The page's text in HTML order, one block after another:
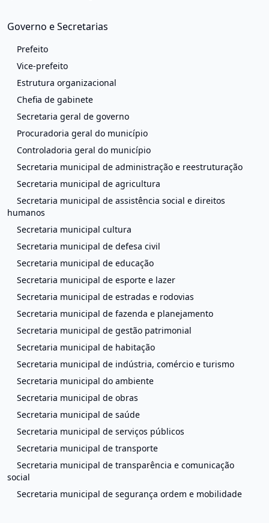
Governo e Secretarias
Prefeito
Vice-prefeito
Estrutura organizacional
Chefia de gabinete
Secretaria geral de governo
Procuradoria geral do município
Controladoria geral do município
Secretaria municipal de administração e reestruturação
Secretaria municipal de agricultura
Secretaria municipal de assistência social e direitos
humanos
Secretaria municipal cultura
Secretaria municipal de defesa civil
Secretaria municipal de educação
Secretaria municipal de esporte e lazer
Secretaria municipal de estradas e rodovias
Secretaria municipal de fazenda e planejamento
Secretaria municipal de gestão patrimonial
Secretaria municipal de habitação
Secretaria municipal de indústria, comércio e turismo
Secretaria municipal do ambiente
Secretaria municipal de obras
Secretaria municipal de saúde
Secretaria municipal de serviços públicos
Secretaria municipal de transporte
Secretaria municipal de transparência e comunicação
social
Secretaria municipal de segurança ordem e mobilidade